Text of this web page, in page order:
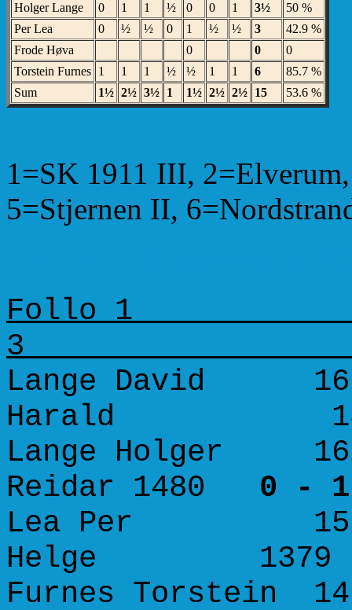
Holger Lange
0 1 1 ½ 0 0 1 3½
50 %
Per Lea
0 ½ ½ 0 1 ½ ½ 3
42.9 %
Frode Høva
0 0
0
Torstein Furnes 1 1 1 ½ ½ 1 1 6
85.7 %
Sum
1½ 2½ 3½ 1 1½ 2½ 2½ 15 53.6 %
1=SK 1911 III,
5=Stjernen II,
Follo 1
Lange David
Harald
Lange Holger
Reidar 1480 0 - 1
Lea Per 1579
Helge
Furnes Torstein